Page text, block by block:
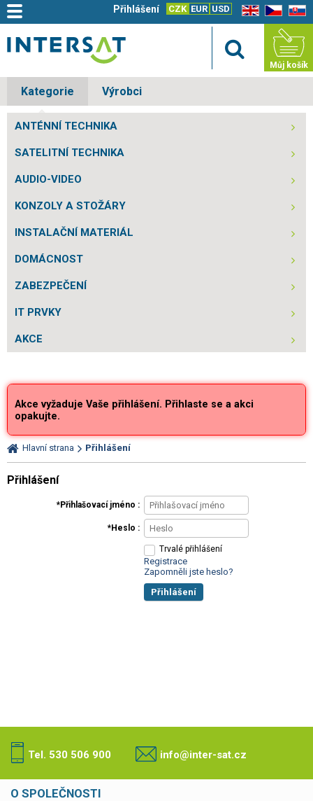
EN CZ SK
CZK EUR USD
Přihlášení
Můj košík
Kategorie Výrobci
ANTÉNNÍ TECHNIKA
SATELITNÍ TECHNIKA
AUDIO-VIDEO
KONZOLY A STOŽÁRY
INSTALAČNÍ MATERIÁL
DOMÁCNOST
ZABEZPEČENÍ
IT PRVKY
AKCE
Akce vyžaduje Vaše přihlášení. Přihlaste se a akci
opakujte.
Hlavní strana Přihlášení
Přihlášení
Přihlašovací jméno
Heslo
Trvalé přihlášení
Registrace
Zapomněli jste heslo?
Přihlášení
Tel. 530 506 900 info@inter-sat.cz
O SPOLEČNOSTI